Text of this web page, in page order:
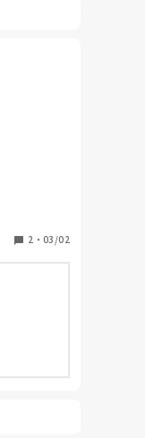
2 ・ 03/02